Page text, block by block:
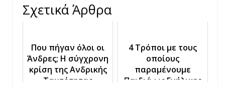
Σχετικά Άρθρα
Που πήγαν όλοι οι
Άνδρες; Η σύγχρονη
κρίση της Ανδρικής
Ταυτότητας
4 Τρόποι με τους
οποίους
παραμένουμε
Παιδιά ως Ενήλικες